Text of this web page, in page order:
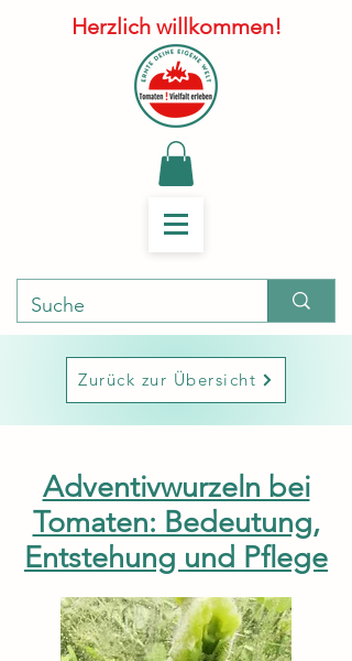
Herzlich willkommen!
Zurück zur Übersicht
Adventivwurzeln bei
Tomaten: Bedeutung,
Entstehung und Pflege